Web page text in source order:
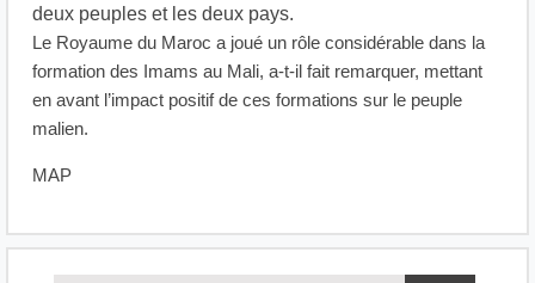
deux peuples et les deux pays.
Le Royaume du Maroc a joué un rôle considérable dans la
formation des Imams au Mali, a-t-il fait remarquer, mettant
en avant l’impact positif de ces formations sur le peuple
malien.
MAP